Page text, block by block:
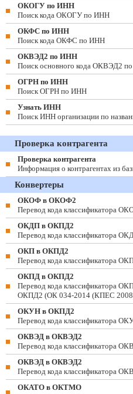
ОКОГУ по ИНН
Поиск кода ОКОГУ по ИНН
ОКФС по ИНН
Поиск кода ОКФС по ИНН
ОКВЭД2 по ИНН
Поиск основного кода ОКВЭД2
ОГРН по ИНН
Поиск ОГРН по ИНН
Узнать ИНН
Поиск ИНН организации по
Проверка контрагента
Проверка контрагента
Информация о контрагентах из
Конвертеры
ОКОФ в ОКОФ2
Перевод кода классификатора
ОКДП в ОКПД2
Перевод кода классификатора
ОКП в ОКПД2
Перевод кода классификатора
ОКПД в ОКПД2
Перевод кода классификатора
ОКПД2 (ОК 034-2014 (КПЕС
ОКУН в ОКПД2
Перевод кода классификатора
ОКВЭД в ОКВЭД2
Перевод кода классификатора
ОКВЭД в ОКВЭД2
Перевод кода классификатора
ОКАТО в ОКТМО